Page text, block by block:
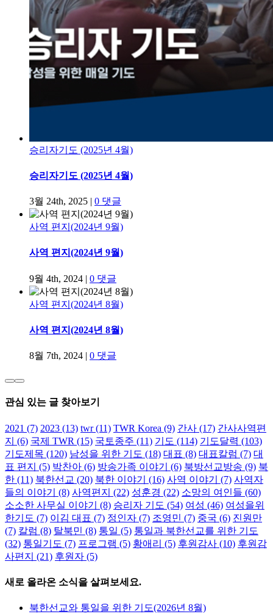
승리자기도 (2025년 4월)
승리자기도 (2025년 4월)
3월 24th, 2025 | 0 댓글
사역 편지(2024년 9월)
사역 편지(2024년 9월)
9월 4th, 2024 | 0 댓글
사역 편지(2024년 8월)
사역 편지(2024년 8월)
8월 7th, 2024 | 0 댓글
관심 있는 글 찾아보기
2021 (7) 2023 (13) twr(11) TWR Korea (9) 간사 (17) 간사사역편
지 (6) 국제 TWR (15) 국토종주 (11) 기도 (114) 기도달력 (103)
기도제목 (120) 남성을 위한 기도 (18) 대표 (8) 대표칼럼 (7) 대
표 편지 (5) 박찬아 (6) 방송가족 이야기 (6) 북방선교방송 (9) 북
한 (11) 북한선교 (20) 북한 이야기 (16) 사역 이야기 (7) 사역자
들의 이야기
(8) 사역편지 (22) 성훈경 (22) 소망의 여인들 (60)
소소한 사무실 이야기
(8) 승리자 기도 (54) 여성 (46) 여성을위
한기도 (7) 이김 대표 (7) 정인자 (7) 조영민 (7) 중국 (6) 진원만
(7) 칼럼 (8) 탈북민 (8) 통일 (5) 통일과 북한선교를 위한 기도
(32) 통일기도 (7) 프로그램 (5) 황애리 (5) 후원감사 (10) 후원감
사편지 (21) 후원자 (5)
새로 올라온 소식을 살펴보세요.
북한선교와 통일을 위한 기도(2026년 8월)